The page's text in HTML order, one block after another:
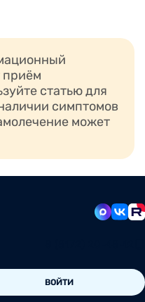
приём
статью для
симптомов
может
ВОЙТИ